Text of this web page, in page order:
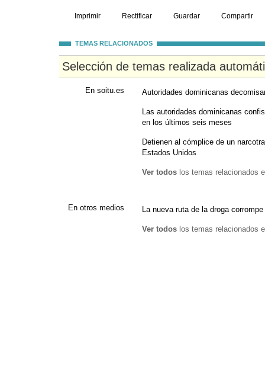
Imprimir Rectificar Guardar Compartir
TEMAS RELACIONADOS
Selección de temas realizada
En soitu.es Autoridades dominicanas
Las autoridades dominicanas
en los últimos seis meses
Detienen al cómplice de un
Estados Unidos
Ver todos los temas relacionados
En otros medios La nueva ruta de la droga
Ver todos los temas relacionados